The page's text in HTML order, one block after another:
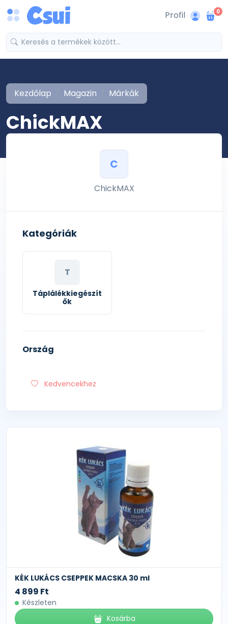
Profil 0
Kezdőlap Magazin Márkák
ChickMAX
C
ChickMAX
Kategóriák
T
Táplálékkiegészít
ők
Ország
Kedvencekhez
KÉK LUKÁCS CSEPPEK MACSKA 30 ml
4 899 Ft
Készleten
Kosárba